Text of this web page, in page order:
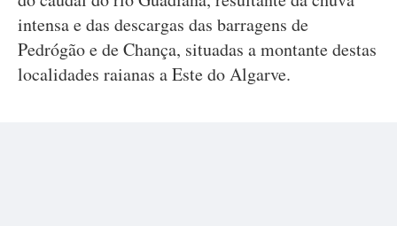
intensa e das descargas das barragens de
Pedrógão e de Chança, situadas a montante destas
localidades raianas a Este do Algarve.